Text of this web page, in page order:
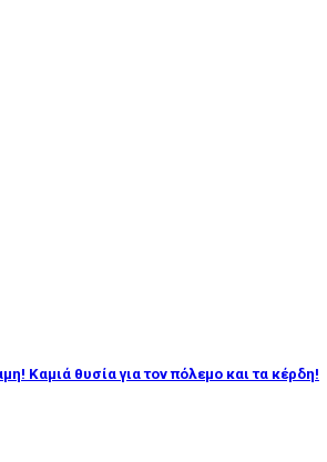
Καμιά θυσία για τον πόλεμο και τα κέρδη!